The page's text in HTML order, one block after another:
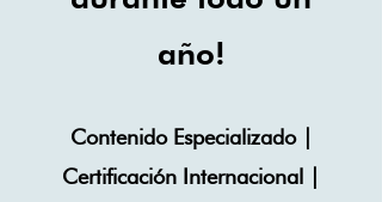
año!
Contenido Especializado |
Certificación Internacional |